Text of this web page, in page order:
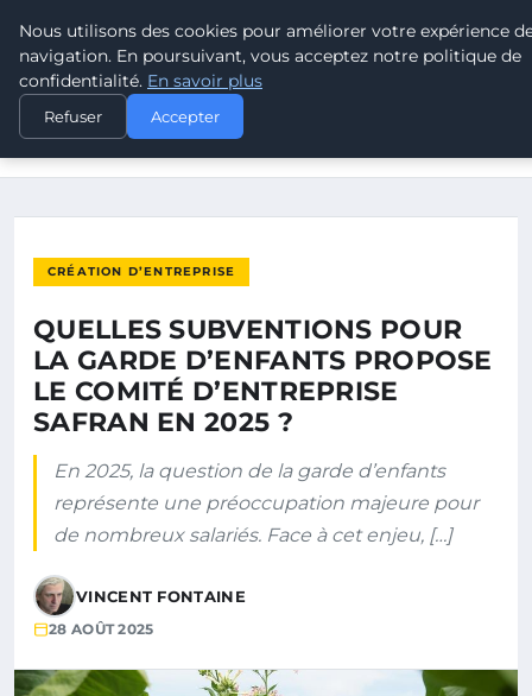
POUVOIR OUVRIER
ACCUEIL
QUELLES SUBVENTIONS POUR LA GARDE D’ENFANTS PROPOSE
CRÉATION D’ENTREPRISE
QUELLES SUBVENTIONS POUR
LA GARDE D’ENFANTS PROPOSE
LE COMITÉ D’ENTREPRISE
SAFRAN EN 2025 ?
En 2025, la question de la garde d’enfants
représente une préoccupation majeure pour
de nombreux salariés. Face à cet enjeu, […]
VINCENT FONTAINE
28 AOÛT 2025
Nous utilisons des cookies pour améliorer votre expérience
navigation. En poursuivant, vous acceptez notre politique de
confidentialité. En savoir plus
Refuser Accepter